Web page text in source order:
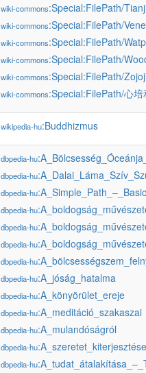
wiki-commons:Special:FilePath/
wiki-commons:Special:FilePath/
wiki-commons:Special:FilePath/
wiki-commons:Special:FilePath/
wiki-commons:Special:FilePath/
wiki-commons:Special:FilePath/心
wikipedia-hu:Buddhizmus
dbpedia-hu
dbpedia-hu
dbpedia-hu
dbpedia-hu
dbpedia-hu
dbpedia-hu
dbpedia-hu
dbpedia-hu:A_jóság_hatalma
dbpedia-hu:A_könyörület_ereje
dbpedia-hu:A_meditáció_szakaszai
dbpedia-hu:A_mulandóságról
dbpedia-hu:A_szeretet_kiterjesztése
dbpedia-hu